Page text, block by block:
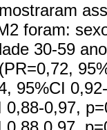
foram:
30-59
95%CI
0,88-0,97,